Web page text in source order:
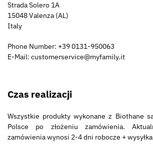
Strada Solero 1A
15048 Valenza (AL)
Italy
Phone Number: +39 0131-950063
E-Mail: customerservice@myfamily.it
Czas realizacji
Wszystkie produkty wykonane z Biothane
Polsce po złożeniu zamówienia.
zamówienia wynosi 2-4 dni robocze +